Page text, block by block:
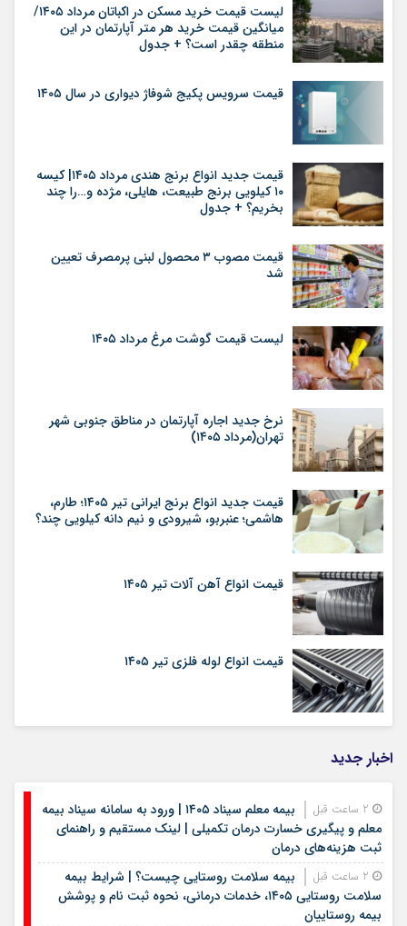
لیست قیمت خرید مسکن در اکباتان مرداد ۱۴۰۵/
میانگین قیمت خرید هر متر آپارتمان در این
منطقه چقدر است؟ + جدول
قیمت سرویس پکیج شوفاژ دیواری در سال ۱۴۰۵
قیمت جدید انواع برنج هندی مرداد ۱۴۰۵| کیسه
۱۰ کیلویی برنج طبیعت، هایلی، مژده و…را چند
بخریم؟ + جدول
قیمت مصوب ۳ محصول لبنی پرمصرف تعیین
شد
لیست قیمت گوشت مرغ مرداد ۱۴۰۵
نرخ جدید اجاره آپارتمان در مناطق جنوبی شهر
تهران(مرداد ۱۴۰۵)
قیمت جدید انواع برنج ایرانی تیر ۱۴۰۵؛ طارم،
هاشمی؛ عنبربو، شیرودی و نیم دانه کیلویی چند؟
قیمت انواع آهن آلات تیر ۱۴۰۵
قیمت انواع لوله فلزی تیر ۱۴۰۵
اخبار جدید
بیمه معلم سیناد ۱۴۰۵ | ورود به سامانه سیناد بیمه
معلم و پیگیری خسارت درمان تکمیلی | لینک مستقیم و راهنمای
ثبت هزینه‌های درمان
بیمه سلامت روستایی چیست؟ | شرایط بیمه
سلامت روستایی ۱۴۰۵، خدمات درمانی، نحوه ثبت نام و پوشش
بیمه روستاییان